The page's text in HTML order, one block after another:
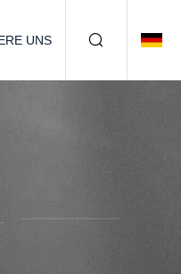
UNS